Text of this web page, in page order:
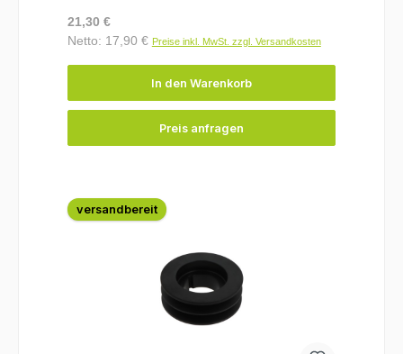
Regulärer Preis:
21,30 €
Netto: 17,90 € Preise inkl. MwSt. zzgl. Versandkosten
In den Warenkorb
Preis anfragen
versandbereit